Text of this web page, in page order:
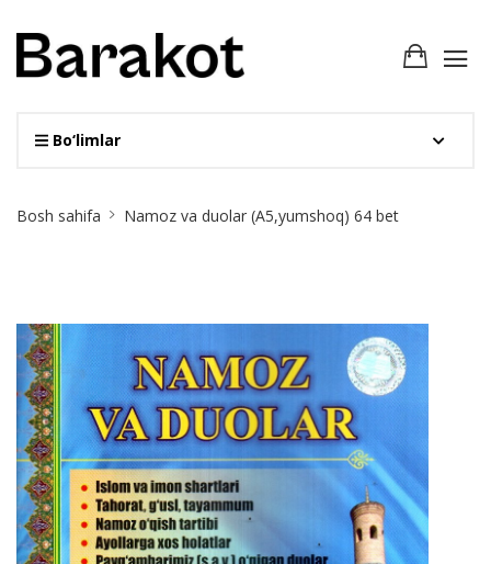
Bo‘limlar
Breadcrumb
Bosh sahifa Namoz va duolar (A5,yumshoq) 64 bet